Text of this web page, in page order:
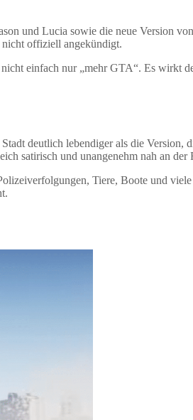
und Lucia sowie die neue Version
offiziell angekündigt.
einfach nur „mehr GTA“. Es wirkt
deutlich lebendiger als die Version,
satirisch und unangenehm nah an der
Tiere, Boote und